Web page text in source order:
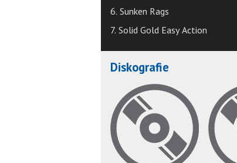
6. Sunken Rags
7. Solid Gold Easy Action
Diskografie